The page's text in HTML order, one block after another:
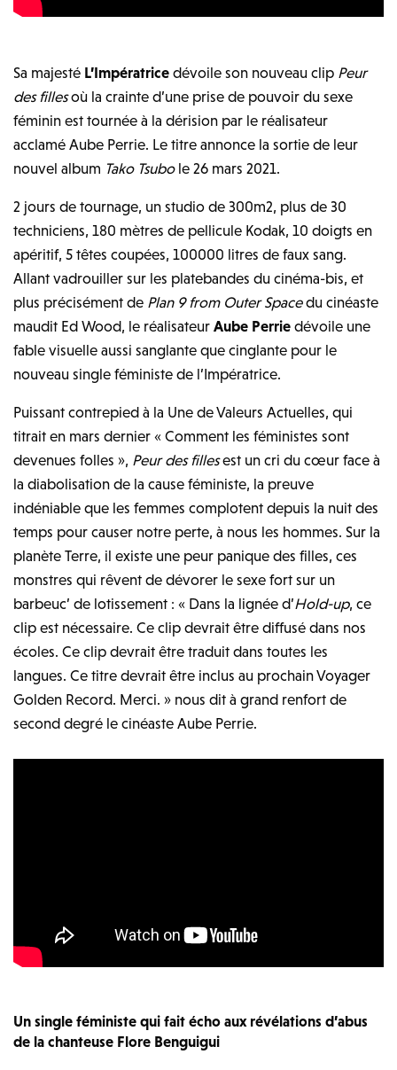
Sa majesté L’Impératrice dévoile son nouveau clip Peur
des fillesoù la crainte d’une prise de pouvoir du sexe
féminin est tournée à la dérision par le réalisateur
acclamé Aube Perrie. Le titre annonce la sortie de leur
nouvel album Tako Tsubole 26 mars 2021.
2 jours de tournage, un studio de 300m2, plus de 30
techniciens, 180 mètres de pellicule Kodak, 10 doigts en
apéritif, 5 têtes coupées, 100000 litres de faux sang.
Allant vadrouiller sur les platebandes du cinéma-bis, et
plus précisément de Plan 9 from Outer Spacedu cinéaste
maudit Ed Wood, le réalisateurAube Perrie dévoile une
fable visuelle aussi sanglante que cinglante pour le
nouveau single féministe de l’Impératrice.
Puissant contrepied à la Une de Valeurs Actuelles, qui
titrait en mars dernier « Comment les féministes sont
devenues folles », Peur des fillesest un cri du cœur face à
la diabolisation de la cause féministe, la preuve
indéniable que les femmes complotent depuis la nuit des
temps pour causer notre perte, à nous les hommes. Sur la
planète Terre, il existe une peur panique des filles, ces
monstres qui rêvent de dévorer le sexe fort sur un
barbeuc’ de lotissement : « Dans la lignée d’Hold-up, ce
clip est nécessaire. Ce clip devrait être diffusé dans nos
écoles. Ce clip devrait être traduit dans toutes les
langues. Ce titre devrait être inclus au prochain Voyager
Golden Record. Merci. » nous dit à grand renfort de
second degré le cinéaste Aube Perrie.
Un single féministe qui fait écho aux révélations d’abus
de la chanteuse Flore Benguigui